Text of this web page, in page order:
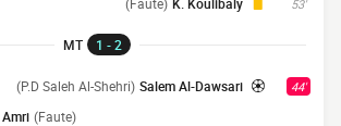
53'
MT 1 - 2
44'
Salem Al-Dawsari
(P.D Saleh Al-Shehri)
(Faute)